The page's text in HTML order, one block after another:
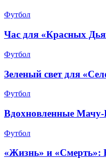
Футбол
Час для «Красных
Футбол
Зеленый свет для
Футбол
Вдохновленные
Футбол
«Жизнь» и «Смерть»: